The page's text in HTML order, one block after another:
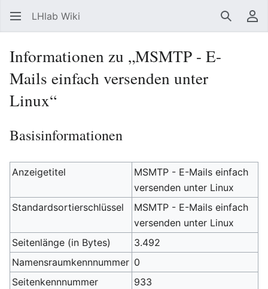
LHlab Wiki Suchen
Informationen zu „MSMTP - E-
Mails einfach versenden unter
Linux“
Basisinformationen
Anzeigetitel
MSMTP - E-Mails einfach
versenden unter Linux
Standardsortierschlüssel
MSMTP - E-Mails einfach
versenden unter Linux
Seitenlänge (in Bytes)
3.492
Namensraumkennnummer 0
Seitenkennnummer
933